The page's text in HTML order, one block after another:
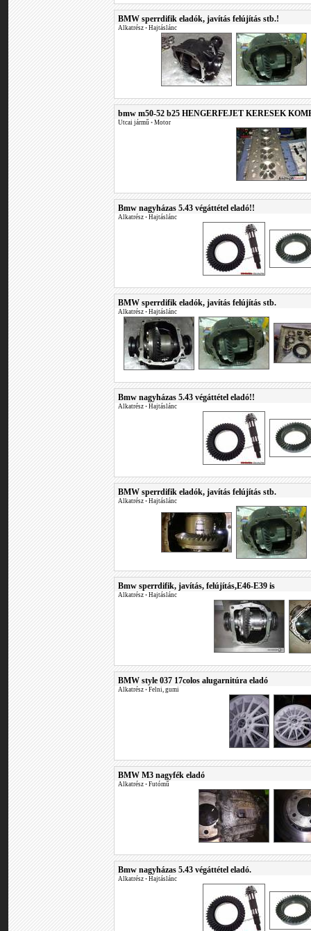
BMW sperrdifik eladók, javítás felújítás stb.!
Alkatrész • Hajtáslánc
bmw m50-52 b25 HENGERFEJET KERESEK
Utcai jármű • Motor
Bmw nagyházas 5.43 végáttétel eladó!!
Alkatrész • Hajtáslánc
BMW sperrdifik eladók, javítás felújítás stb.
Alkatrész • Hajtáslánc
Bmw nagyházas 5.43 végáttétel eladó!!
Alkatrész • Hajtáslánc
BMW sperrdifik eladók, javítás felújítás stb.
Alkatrész • Hajtáslánc
Bmw sperrdifik, javítás, felújítás,E46-E39 is
Alkatrész • Hajtáslánc
BMW style 037 17colos alugarnitúra eladó
Alkatrész • Felni, gumi
BMW M3 nagyfék eladó
Alkatrész • Futómű
Bmw nagyházas 5.43 végáttétel eladó.
Alkatrész • Hajtáslánc